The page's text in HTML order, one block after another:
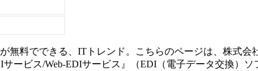
無料でできる、ITトレンド。こちらのページは、 株式会
サービス/Web-EDIサービス 』（EDI（電子データ交換）ソ